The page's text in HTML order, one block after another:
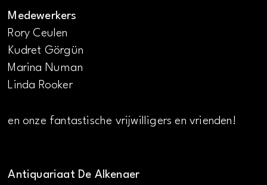
Medewerkers
Rory Ceulen
Kudret Görgün
Marina Numan
Linda Rooker
en onze fantastische vrijwilligers en vrienden!
Antiquariaat De Alkenaer